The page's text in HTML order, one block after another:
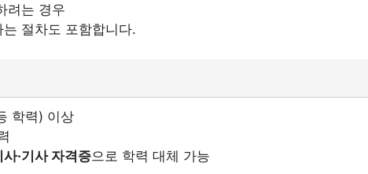
려는 경우
절차도 포함합니다.
학력) 이상
·기사 자격증으로 학력 대체 가능